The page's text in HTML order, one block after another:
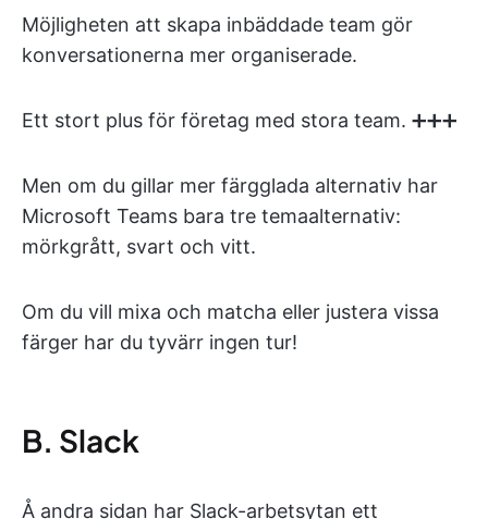
Möjligheten att skapa inbäddade team gör
konversationerna mer organiserade.
Ett stort plus för företag med stora team. ➕➕➕
Men om du gillar mer färgglada alternativ har
Microsoft Teams bara tre temaalternativ:
mörkgrått, svart och vitt.
Om du vill mixa och matcha eller justera vissa
färger har du tyvärr ingen tur!
B. Slack
Å andra sidan har Slack-arbetsytan ett